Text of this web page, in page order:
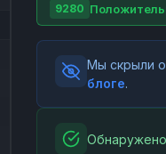
9280
Мы скрыли
блоге.